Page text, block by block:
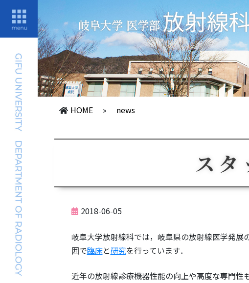
HOME » news
スタ
2018-06-05
岐阜大学放射線科では，岐阜県の放射線医学発
囲で臨床と研究を行っています．
近年の放射線診療機器性能の向上や高度な専門性